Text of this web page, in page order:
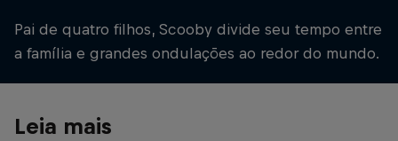
Pai de quatro filhos, Scooby divide seu tempo entre
a família e grandes ondulações ao redor do mundo.
Leia mais